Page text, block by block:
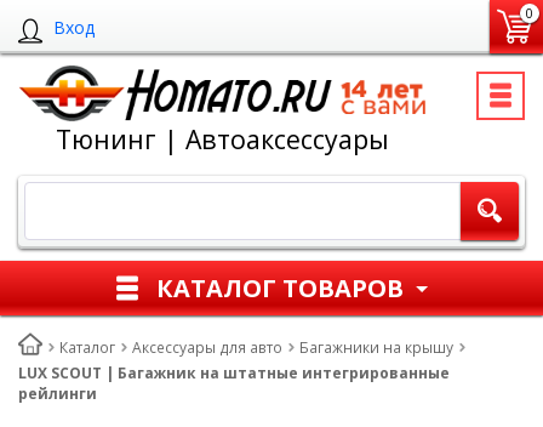
Вход
0
Тюнинг | Автоаксессуары
КАТАЛОГ ТОВАРОВ
Каталог Аксессуары для авто
Багажники на крышу
LUX SCOUT | Багажник на штатные интегрированные
рейлинги